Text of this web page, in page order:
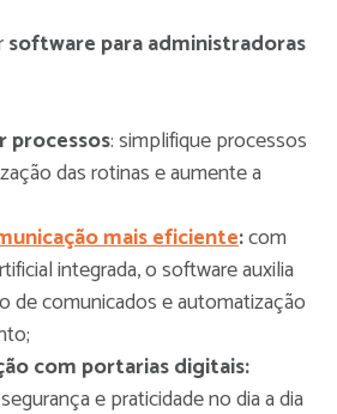
software para administradoras
processos: simplifique processos
das rotinas e aumente a
mais eficiente:com
integrada, o software auxilia
de comunicados e automatização
com portarias digitais:
e praticidade no dia a dia